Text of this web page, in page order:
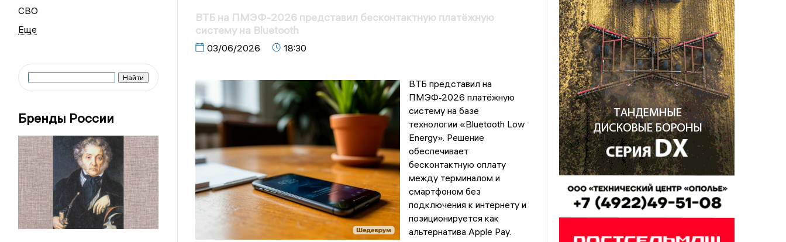
СВО
Бренды России
ВТБ на ПМЭФ-2026 представил бесконтактную платёжную
систему на Bluetooth
03/06/2026 18:30
ВТБ представил на
ПМЭФ‑2026 платёжную
систему на базе
технологии «Bluetooth Low
Energy». Решение
обеспечивает
бесконтактную оплату
между терминалом и
смартфоном без
подключения к интернету и
позиционируется как
альтернатива Apple Pay.